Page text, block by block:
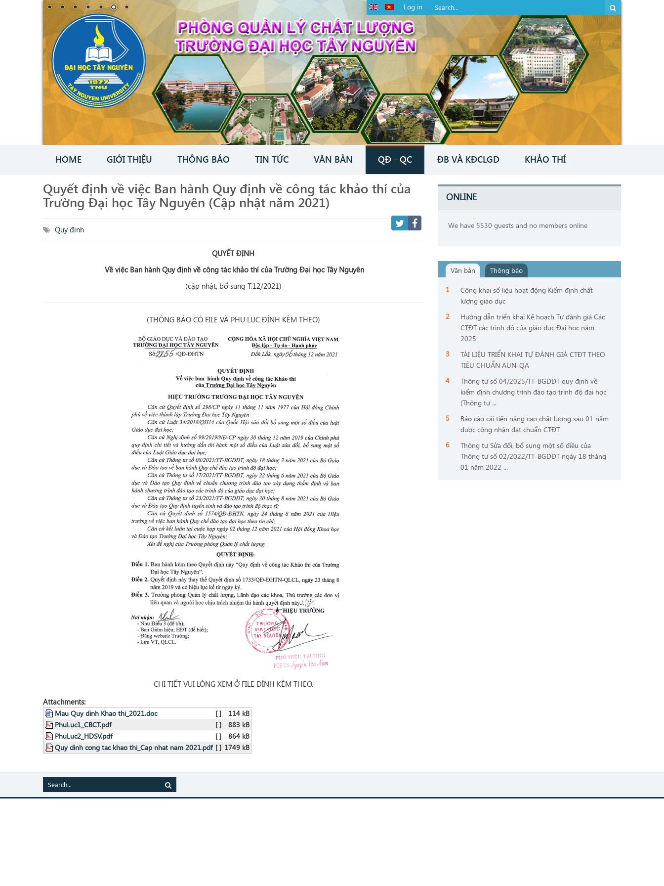
Log in
HOME GIỚI THIỆU THÔNG BÁO TIN TỨC VĂN BẢN QĐ - QC ĐB VÀ KĐCLGD KHẢO THÍ
Quyết định về việc Ban hành Quy định về công tác khảo thí của
Trường Đại học Tây Nguyên (Cập nhật năm 2021)
Quy định
QUYẾT ĐỊNH
Về việc Ban hành Quy định về công tác khảo thí của Trường Đại học Tây Nguyên
(cập nhật, bổ sung T.12/2021)
(THÔNG BÁO CÓ FILE VÀ PHỤ LỤC ĐÍNH KÈM THEO)
CHI TIẾT VUI LÒNG XEM Ở FILE ĐÍNH KÈM THEO.
Attachments:
Mau Quy dinh Khao thi_2021.doc [ ]
114 kB
PhuLuc1_CBCT.pdf
[ ]
883 kB
PhuLuc2_HDSV.pdf
[ ]
864 kB
Quy dinh cong tac khao thi_Cap nhat nam 2021.pdf [ ] 1749 kB
ONLINE
We have 5530 guests and no members online
Văn bản Thông báo
Công khai số liệu hoạt động Kiểm định chất
lượng giáo dục
Hướng dẫn triển khai Kế hoạch Tự đánh giá Các
CTĐT các trình độ của giáo dục Đại học năm
2025
TÀI LIỆU TRIỂN KHAI TỰ ĐÁNH GIÁ CTĐT THEO
TIÊU CHUẨN AUN-QA
Thông tư số 04/2025/TT-BGDĐT quy định về
kiểm định chương trình đào tạo trình độ đại học
(Thông tư ...
Báo cáo cải tiến nâng cao chất lượng sau 01 năm
được công nhận đạt chuẩn CTĐT
Thông tư Sửa đổi, bổ sung một số điều của
Thông tư số 02/2022/TT-BGDĐT ngày 18 tháng
01 năm 2022 ...